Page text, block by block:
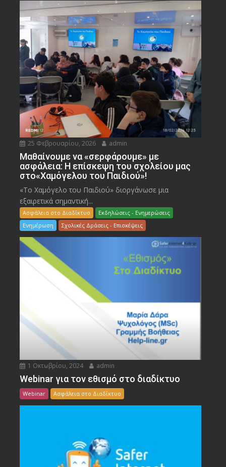
25 Φεβρουαρίου, 2026 admin
Μαθαίνουμε να «σερφάρουμε» με
ασφάλεια: Η επίσκεψη του σχολείου μας
στο«Χαμόγελου του Παιδιού»!
«Το Χαμόγελο του Παιδιού» διοργάνωσε μια
εξαιρετικά σημαντική...
Ασφάλεια στο Διαδίκτυο
Εκδηλώσεις - Ενημερώσεις
Ενημέρωση
Σχολικές Δράσεις - Επισκέψεις
1 Οκτωβρίου, 2024 admin
Webinar για τον εθισμό στο διαδίκτυο
Webinar Ασφάλεια στο Διαδίκτυο